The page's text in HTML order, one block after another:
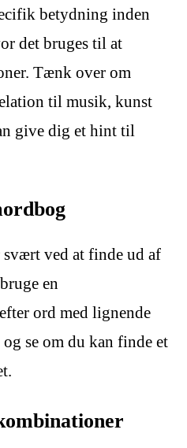
betydning inden
det bruges til at
Tænk over om
til musik, kunst
give dig et hint til
ved at finde ud af
en
ord med lignende
se om du kan finde et